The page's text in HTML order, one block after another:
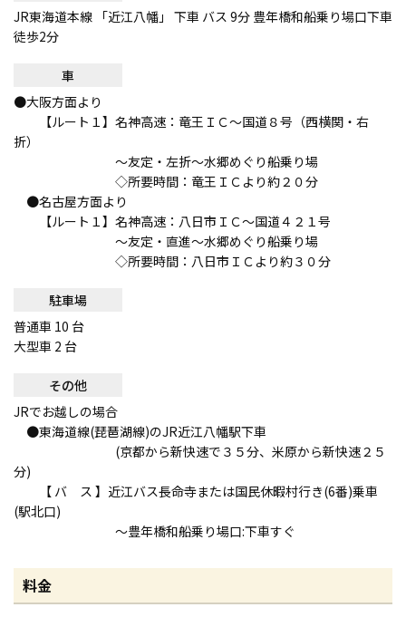
JR東海道本線 「近江八幡」 下車 バス 9分 豊年橋和船乗り場口下車
徒歩2分
車
●大阪方面より
【ルート１】名神高速：竜王ＩＣ〜国道８号（西横関・右
折）
〜友定・左折〜水郷めぐり船乗り場
◇所要時間：竜王ＩＣより約２０分
●名古屋方面より
【ルート１】名神高速：八日市ＩＣ〜国道４２１号
〜友定・直進〜水郷めぐり船乗り場
◇所要時間：八日市ＩＣより約３０分
駐車場
普通車 10 台
大型車 2 台
その他
JRでお越しの場合
●東海道線(琵琶湖線)のJR近江八幡駅下車
(京都から新快速で３５分、米原から新快速２５
分)
【 バ ス 】近江バス長命寺または国民休暇村行き(6番)乗車
(駅北口)
〜豊年橋和船乗り場口:下車すぐ
料金